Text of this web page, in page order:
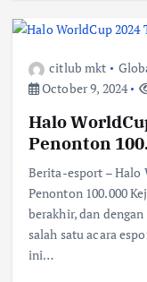
citlub mkt
October 9, 2024
Halo
Penonton
Berita-esport – Halo
Penonton 100.000
berakhir, dan
salah satu acara
ini…